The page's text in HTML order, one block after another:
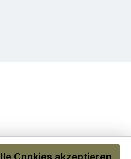
Cookies akzeptieren